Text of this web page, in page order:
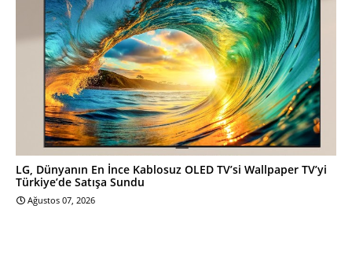
LG, Dünyanın En İnce Kablosuz OLED TV’si Wallpaper TV’yi
Türkiye’de Satışa Sundu
Ağustos 07, 2026